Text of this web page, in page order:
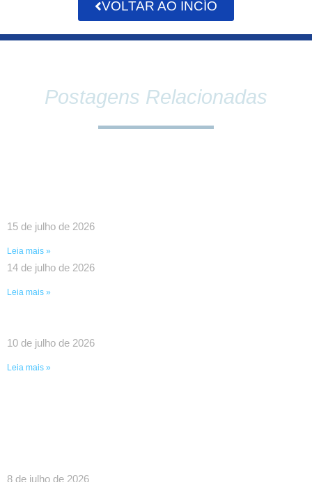
VOLTAR AO INCÍO
Postagens Relacionadas
15 de julho de 2026
Leia mais »
14 de julho de 2026
Leia mais »
10 de julho de 2026
Leia mais »
8 de julho de 2026